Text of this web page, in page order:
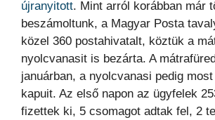
újranyitott. Mint arról korábban már
beszámoltunk, a Magyar Posta
közel 360 postahivatalt, köztük a
nyolcvanasit is bezárta. A
januárban, a nyolcvanasi pedig
kapuit. Az első napon az ügyfelek
fizettek ki, 5 csomagot adtak fel, 2